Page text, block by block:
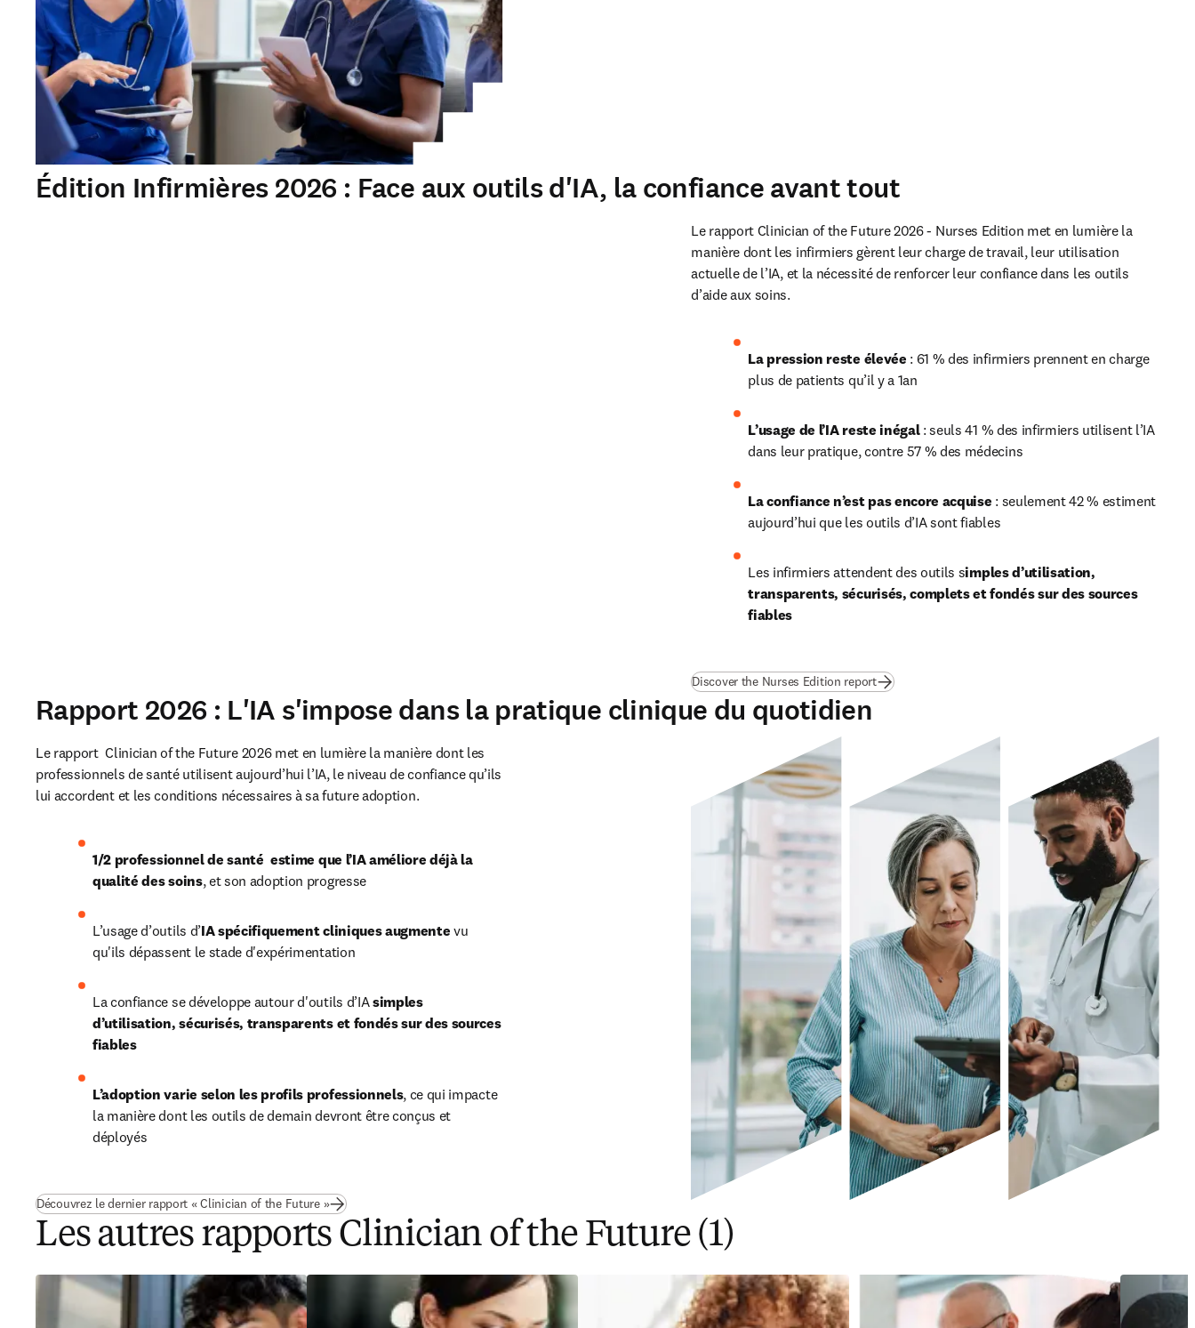
Édition Infirmières 2026 : Face aux outils d'IA, la confiance avant tout
Le rapport Clinician of the Future 2026 - Nurses Edition met en lumière la
manière dont les infirmiers gèrent leur charge de travail, leur utilisation
actuelle de l’IA, et la nécessité de renforcer leur confiance dans les outils
d’aide aux soins.
La pression reste élevée : 61 % des infirmiers prennent en charge
plus de patients qu’il y a 1an
L’usage de l’IA reste inégal : seuls 41 % des infirmiers utilisent l’IA
dans leur pratique, contre 57 % des médecins
La confiance n’est pas encore acquise : seulement 42 % estiment
aujourd’hui que les outils d’IA sont fiables
Les infirmiers attendent des outils simples d’utilisation,
transparents, sécurisés, complets et fondés sur des sources
fiables
Discover the Nurses Edition report
Rapport 2026 : L'IA s'impose dans la pratique clinique du quotidien
Le rapport Clinician of the Future 2026 met en lumière la manière dont les
professionnels de santé utilisent aujourd’hui l’IA, le niveau de confiance qu’ils
lui accordent et les conditions nécessaires à sa future adoption.
1/2 professionnel de santé  estime que l’IA améliore déjà la
qualité des soins, et son adoption progresse
L’usage d’outils d’IA spécifiquement cliniques augmente vu
qu'ils dépassent le stade d'expérimentation
La confiance se développe autour d'outils d’IA simples
d’utilisation, sécurisés, transparents et fondés sur des sources
fiables
L’adoption varie selon les profils professionnels, ce qui impacte
la manière dont les outils de demain devront être conçus et
déployés
Découvrez le dernier rapport « Clinician of the Future »
Les autres rapports Clinician of the Future (1)